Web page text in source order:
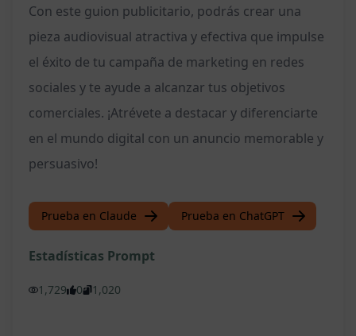
Con este guion publicitario, podrás crear una
pieza audiovisual atractiva y efectiva que impulse
el éxito de tu campaña de marketing en redes
sociales y te ayude a alcanzar tus objetivos
comerciales. ¡Atrévete a destacar y diferenciarte
en el mundo digital con un anuncio memorable y
persuasivo!
Prueba en Claude Prueba en ChatGPT
Estadísticas Prompt
1,729 0 1,020